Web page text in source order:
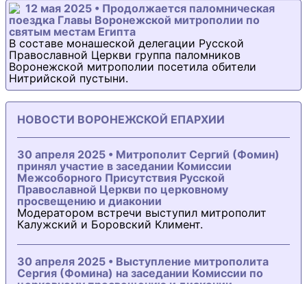
12 мая 2025 • Продолжается паломническая
поездка Главы Воронежской митрополии по
святым местам Египта
В составе монашеской делегации Русской
Православной Церкви группа паломников
Воронежской митрополии посетила обители
Нитрийской пустыни.
НОВОСТИ ВОРОНЕЖСКОЙ ЕПАРХИИ
30 апреля 2025 • Митрополит Сергий (Фомин)
принял участие в заседании Комиссии
Межсоборного Присутствия Русской
Православной Церкви по церковному
просвещению и диаконии
Модератором встречи выступил митрополит
Калужский и Боровский Климент.
30 апреля 2025 • Выступление митрополита
Сергия (Фомина) на заседании Комиссии по